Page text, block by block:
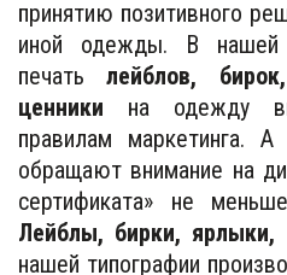
принятию позитивного
иной одежды. В нашей
печатьлейблов,
ценники на одежду
правилам маркетинга. А
обращают внимание на
сертификата» не
Лейблы, бирки, ярлыки,
нашей типографии